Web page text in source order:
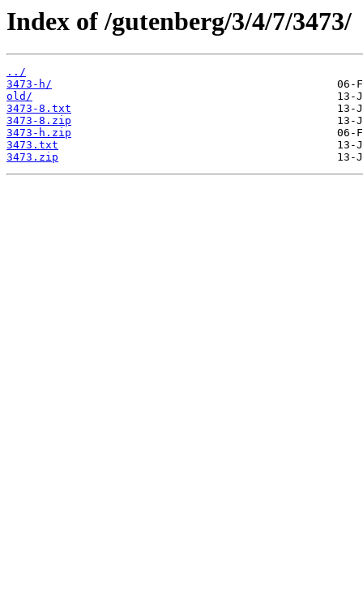
Index of /gutenberg/3/4/7/3473/
../
3473-h/
old/
3473-8.txt
3473-8.zip
3473-h.zip
3473.txt
3473.zip